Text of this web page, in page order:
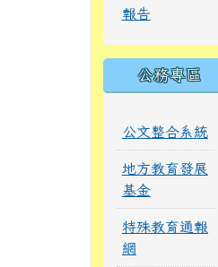
報告
公務專區
公文整合系統
地方教育發展
基金
特殊教育通報
網